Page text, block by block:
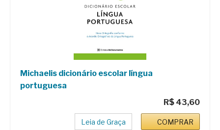
Michaelis dicionário escolar língua
portuguesa
R$ 43,60
Leia de Graça COMPRAR